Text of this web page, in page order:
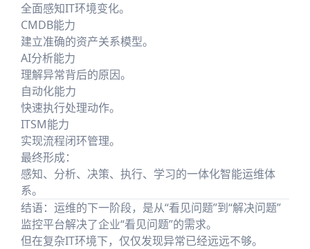
全面感知IT环境变化。
CMDB能力
建立准确的资产关系模型。
AI分析能力
理解异常背后的原因。
自动化能力
快速执行处理动作。
ITSM能力
实现流程闭环管理。
最终形成：
感知、分析、决策、执行、学习的一体化智能运维体
系。
结语：运维的下一阶段，是从“看见问题”到“解决问题”
监控平台解决了企业“看见问题”的需求。
但在复杂IT环境下，仅仅发现异常已经远远不够。